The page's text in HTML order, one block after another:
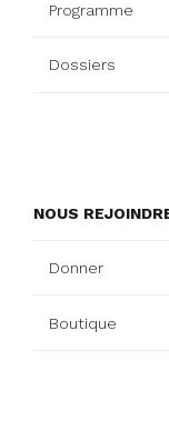
Programme
Dossiers
NOUS
Donner
Boutique